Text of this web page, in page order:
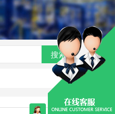
搜索